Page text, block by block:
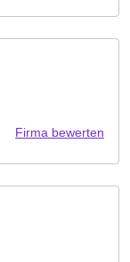
Firma bewerten